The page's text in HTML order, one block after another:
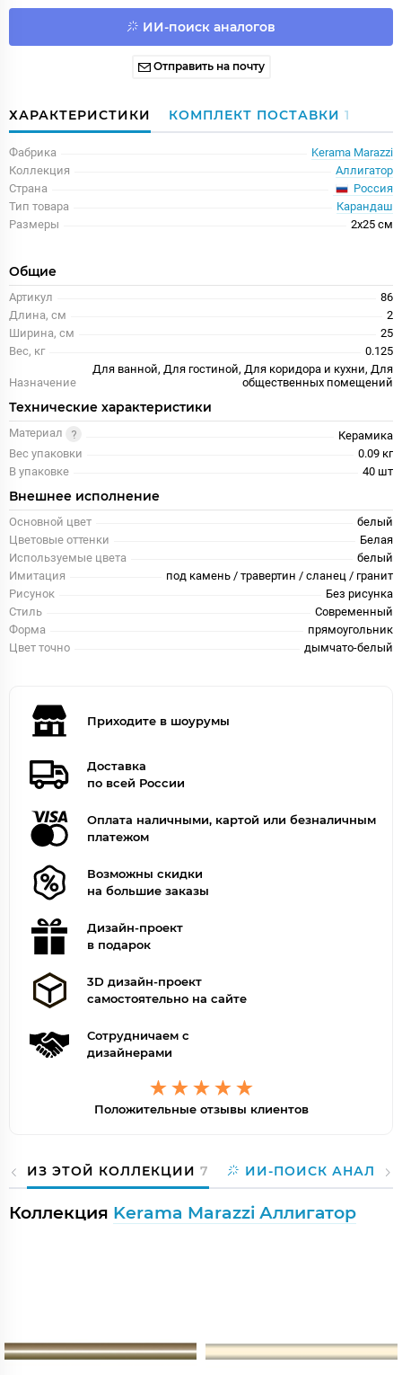
ИИ-поиск аналогов
Отправить на почту
ХАРАКТЕРИСТИКИ КОМПЛЕКТ ПОСТАВКИ 1
Фабрика
Kerama Marazzi
Коллекция
Аллигатор
Страна
Россия
Тип товара
Карандаш
Размеры
2x25 см
Общие
Артикул
86
Длина, см
2
Ширина, см
25
Вес, кг
0.125
Назначение
Для ванной, Для гостиной, Для коридора и кухни, Для
общественных помещений
Технические характеристики
Материал
Керамика
Вес упаковки
0.09 кг
В упаковке
40 шт
Внешнее исполнение
Основной цвет
белый
Цветовые оттенки
Белая
Используемые цвета
белый
Имитация
под камень / травертин / сланец / гранит
Рисунок
Без рисунка
Стиль
Современный
Форма
прямоугольник
Цвет точно
дымчато-белый
Приходите в шоурумы
Доставка
по всей России
Оплата наличными, картой или безналичным
платежом
Возможны скидки
на большие заказы
Дизайн-проект
в подарок
3D дизайн-проект
самостоятельно на сайте
Сотрудничаем с
дизайнерами
Положительные отзывы клиентов
ИЗ ЭТОЙ КОЛЛЕКЦИИ 7 ИИ-ПОИСК
Коллекция Kerama Marazzi Аллигатор